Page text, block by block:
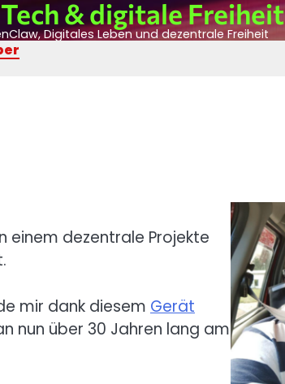
& digitale Freiheit
Digitales Leben und dezentrale Freiheit
einem dezentrale Projekte
mir dank diesem Gerät
nun über 30 Jahren lang am